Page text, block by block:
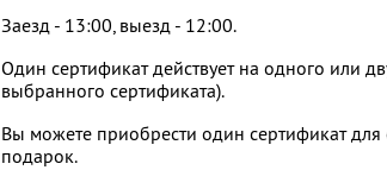
Заезд - 13:00, выезд - 12:00.
Один сертификат действует на одного или
выбранного сертификата).
Вы можете приобрести один сертификат
подарок.